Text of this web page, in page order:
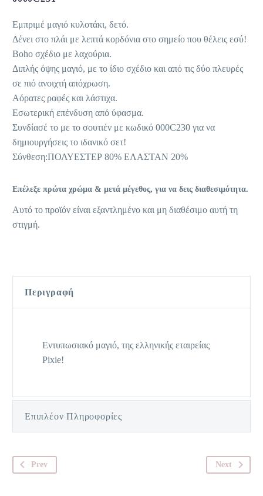
Εμπριμέ μαγιό κυλοτάκι, δετό.
Δένει στο πλάι με λεπτά κορδόνια στο σημείο που θέλεις εσύ!
Boho σχέδιο με λαχούρια.
Διπλής όψης μαγιό, με το ίδιο σχέδιο και από τις δύο πλευρές
σε πιό ανοιχτή απόχρωση.
Αόρατες ραφές και λάστιχα.
Εσωτερική επένδυση από ύφασμα.
Συνδίασέ το με το σουτιέν με κωδικό 000C230 για να
δημιουργήσεις το ιδανικό σετ!
Σύνθεση:ΠΟΛΥΕΣΤΕΡ 80% ΕΛΑΣΤΑΝ 20%
Επέλεξε πρώτα χρώμα & μετά μέγεθος, για να δεις διαθεσιμότητα.
Αυτό το προϊόν είναι εξαντλημένο και μη διαθέσιμο αυτή τη
στιγμή.
Περιγραφή
Εντυπωσιακό μαγιό, της ελληνικής εταιρείας
Pixie!
Επιπλέον Πληροφορίες
Prev Next